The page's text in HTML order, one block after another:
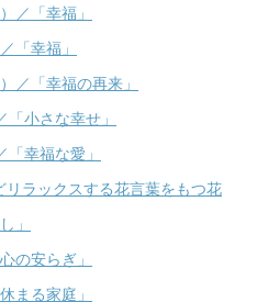
／「幸福」
「幸福」
／「幸福の再来」
小さな幸せ」
幸福な愛」
リラックスする花言葉をもつ花
」
の安らぎ」
まる家庭」